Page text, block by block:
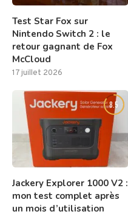
Test Star Fox sur
Nintendo Switch 2 : le
retour gagnant de Fox
McCloud
17 juillet 2026
8.5
Jackery Explorer 1000 V2 :
mon test complet après
un mois d’utilisation